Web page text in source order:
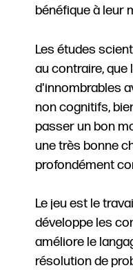
bénéfique à leur
Les études
au contraire, que
d'innombrables
non cognitifs,
passer un bon
une très bonne
profondément
Le jeu est le
développe les
améliore le
résolution de